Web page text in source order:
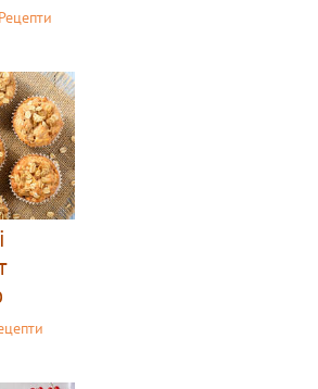
Рецепти